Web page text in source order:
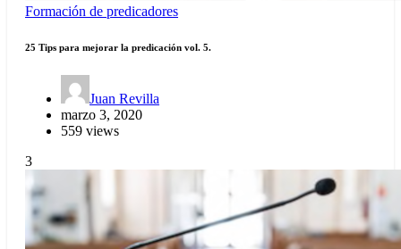
Formación de predicadores
25 Tips para mejorar la predicación vol. 5.
Juan Revilla
marzo 3, 2020
559 views
3